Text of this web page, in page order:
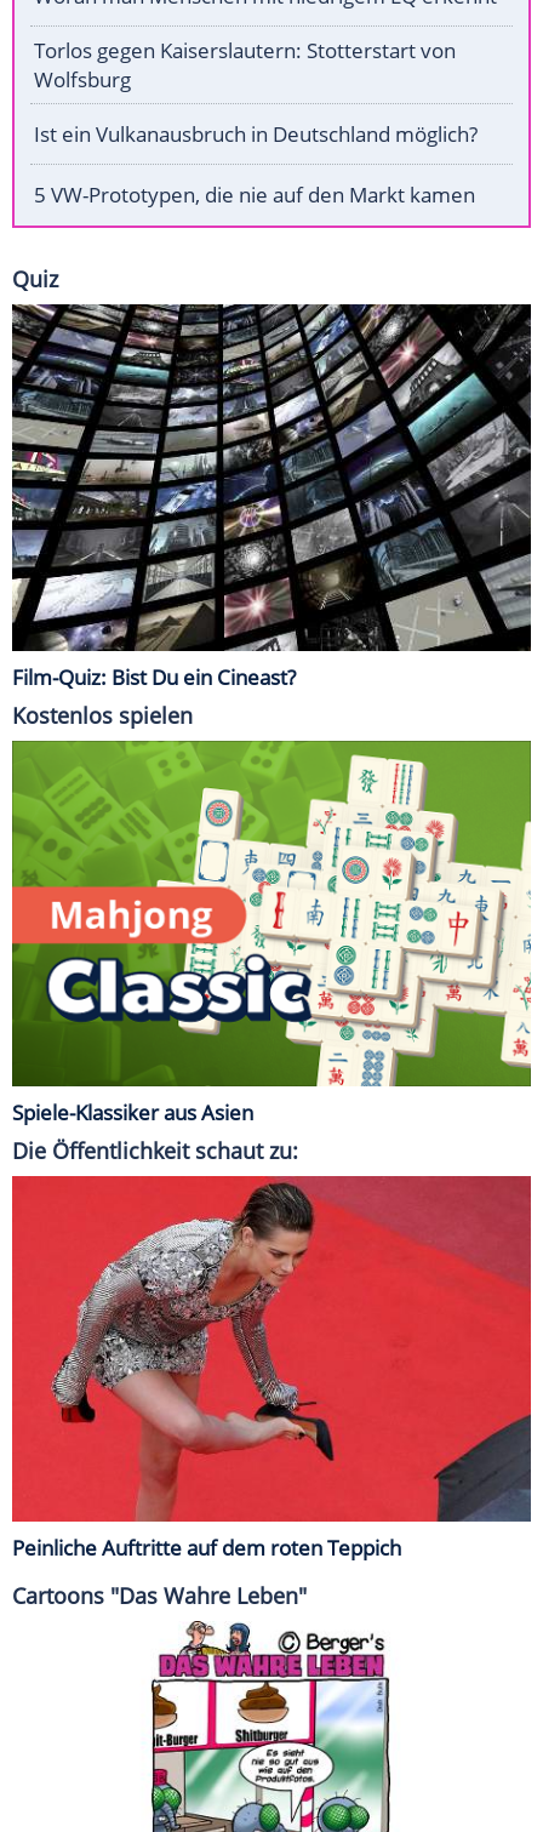
Torlos gegen Kaiserslautern: Stotterstart von
Wolfsburg
Ist ein Vulkanausbruch in Deutschland möglich?
5 VW-Prototypen, die nie auf den Markt kamen
Quiz
Film-Quiz: Bist Du ein Cineast?
Kostenlos spielen
Spiele-Klassiker aus Asien
Die Öffentlichkeit schaut zu:
Peinliche Auftritte auf dem roten Teppich
Cartoons "Das Wahre Leben"